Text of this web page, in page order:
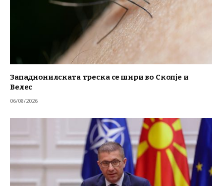
Западнонилската треска се шири во Скопје и
Велес
06/08/2026